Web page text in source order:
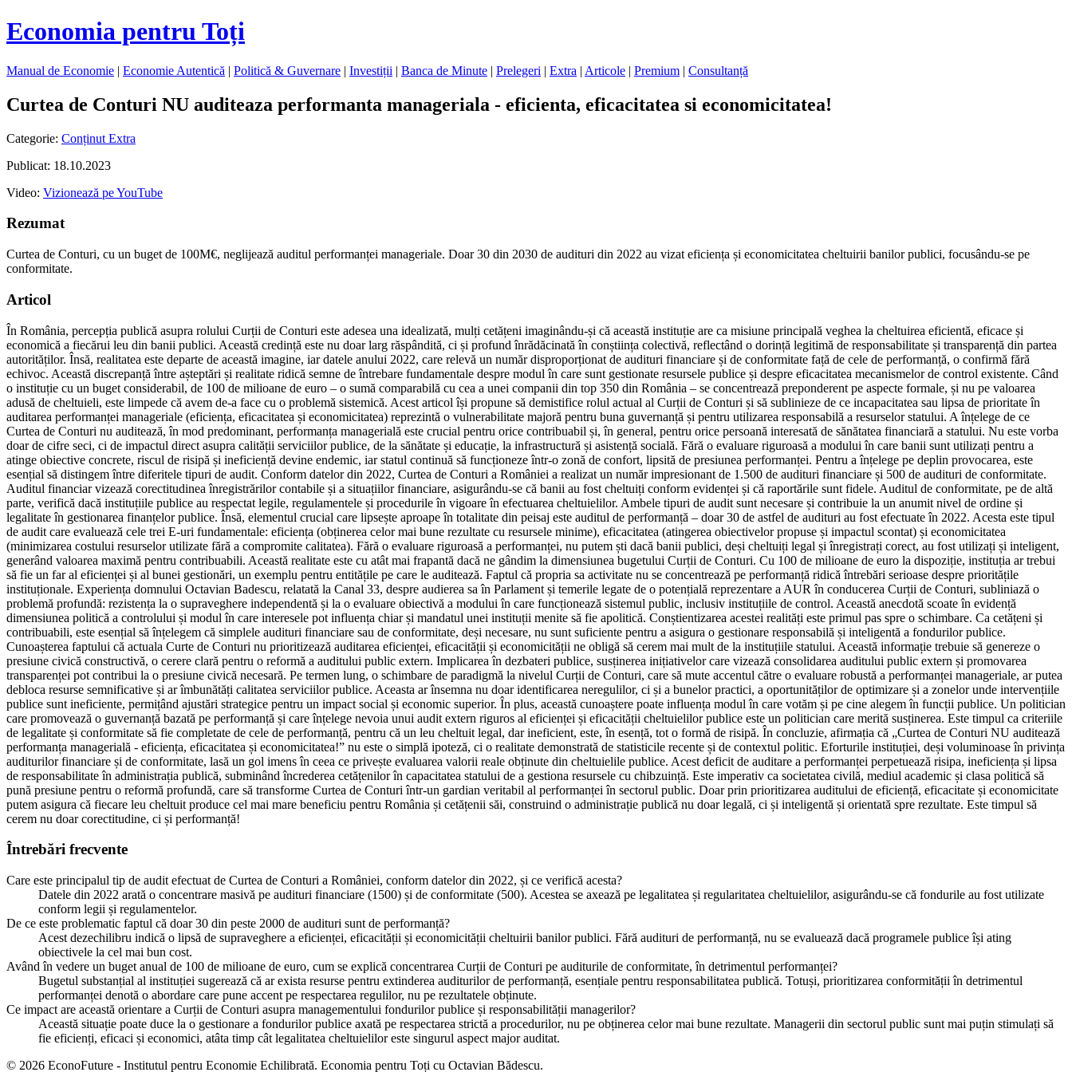
Economia pentru Toți
Manual de Economie | Economie Autentică | Politică & Guvernare | Investiții | Banca de Minute | Prelegeri | Extra | Articole | Premium | Consultanță
Curtea de Conturi NU auditeaza performanta manageriala - eficienta, eficacitatea si economicitatea!
Categorie: Conținut Extra
Publicat: 18.10.2023
Video: Vizionează pe YouTube
Rezumat
Curtea de Conturi, cu un buget de 100M€, neglijează auditul performanței manageriale. Doar 30 din 2030 de audituri din 2022 au vizat eficiența și economicitatea cheltuirii banilor publici, focusându-se pe
conformitate.
Articol
În România, percepția publică asupra rolului Curții de Conturi este adesea una idealizată, mulți cetățeni imaginându-și că această instituție are ca misiune principală veghea la cheltuirea eficientă, eficace și
economică a fiecărui leu din banii publici. Această credință este nu doar larg răspândită, ci și profund înrădăcinată în conștiința colectivă, reflectând o dorință legitimă de responsabilitate și transparență din partea
autorităților. Însă, realitatea este departe de această imagine, iar datele anului 2022, care relevă un număr disproporționat de audituri financiare și de conformitate față de cele de performanță, o confirmă fără
echivoc. Această discrepanță între așteptări și realitate ridică semne de întrebare fundamentale despre modul în care sunt gestionate resursele publice și despre eficacitatea mecanismelor de control existente. Când
o instituție cu un buget considerabil, de 100 de milioane de euro – o sumă comparabilă cu cea a unei companii din top 350 din România – se concentrează preponderent pe aspecte formale, și nu pe valoarea
adusă de cheltuieli, este limpede că avem de-a face cu o problemă sistemică. Acest articol își propune să demistifice rolul actual al Curții de Conturi și să sublinieze de ce incapacitatea sau lipsa de prioritate în
auditarea performanței manageriale (eficiența, eficacitatea și economicitatea) reprezintă o vulnerabilitate majoră pentru buna guvernanță și pentru utilizarea responsabilă a resurselor statului. A înțelege de ce
Curtea de Conturi nu auditează, în mod predominant, performanța managerială este crucial pentru orice contribuabil și, în general, pentru orice persoană interesată de sănătatea financiară a statului. Nu este vorba
doar de cifre seci, ci de impactul direct asupra calității serviciilor publice, de la sănătate și educație, la infrastructură și asistență socială. Fără o evaluare riguroasă a modului în care banii sunt utilizați pentru a
atinge obiective concrete, riscul de risipă și ineficiență devine endemic, iar statul continuă să funcționeze într-o zonă de confort, lipsită de presiunea performanței. Pentru a înțelege pe deplin provocarea, este
esențial să distingem între diferitele tipuri de audit. Conform datelor din 2022, Curtea de Conturi a României a realizat un număr impresionant de 1.500 de audituri financiare și 500 de audituri de conformitate.
Auditul financiar vizează corectitudinea înregistrărilor contabile și a situațiilor financiare, asigurându-se că banii au fost cheltuiți conform evidenței și că raportările sunt fidele. Auditul de conformitate, pe de altă
parte, verifică dacă instituțiile publice au respectat legile, regulamentele și procedurile în vigoare în efectuarea cheltuielilor. Ambele tipuri de audit sunt necesare și contribuie la un anumit nivel de ordine și
legalitate în gestionarea finanțelor publice. Însă, elementul crucial care lipsește aproape în totalitate din peisaj este auditul de performanță – doar 30 de astfel de audituri au fost efectuate în 2022. Acesta este tipul
de audit care evaluează cele trei E-uri fundamentale: eficiența (obținerea celor mai bune rezultate cu resursele minime), eficacitatea (atingerea obiectivelor propuse și impactul scontat) și economicitatea
(minimizarea costului resurselor utilizate fără a compromite calitatea). Fără o evaluare riguroasă a performanței, nu putem ști dacă banii publici, deși cheltuiți legal și înregistrați corect, au fost utilizați și inteligent,
generând valoarea maximă pentru contribuabili. Această realitate este cu atât mai frapantă dacă ne gândim la dimensiunea bugetului Curții de Conturi. Cu 100 de milioane de euro la dispoziție, instituția ar trebui
să fie un far al eficienței și al bunei gestionări, un exemplu pentru entitățile pe care le auditează. Faptul că propria sa activitate nu se concentrează pe performanță ridică întrebări serioase despre prioritățile
instituționale. Experiența domnului Octavian Badescu, relatată la Canal 33, despre audierea sa în Parlament și temerile legate de o potențială reprezentare a AUR în conducerea Curții de Conturi, subliniază o
problemă profundă: rezistența la o supraveghere independentă și la o evaluare obiectivă a modului în care funcționează sistemul public, inclusiv instituțiile de control. Această anecdotă scoate în evidență
dimensiunea politică a controlului și modul în care interesele pot influența chiar și mandatul unei instituții menite să fie apolitică. Conștientizarea acestei realități este primul pas spre o schimbare. Ca cetățeni și
contribuabili, este esențial să înțelegem că simplele audituri financiare sau de conformitate, deși necesare, nu sunt suficiente pentru a asigura o gestionare responsabilă și inteligentă a fondurilor publice.
Cunoașterea faptului că actuala Curte de Conturi nu prioritizează auditarea eficienței, eficacității și economicității ne obligă să cerem mai mult de la instituțiile statului. Această informație trebuie să genereze o
presiune civică constructivă, o cerere clară pentru o reformă a auditului public extern. Implicarea în dezbateri publice, susținerea inițiativelor care vizează consolidarea auditului public extern și promovarea
transparenței pot contribui la o presiune civică necesară. Pe termen lung, o schimbare de paradigmă la nivelul Curții de Conturi, care să mute accentul către o evaluare robustă a performanței manageriale, ar putea
debloca resurse semnificative și ar îmbunătăți calitatea serviciilor publice. Aceasta ar însemna nu doar identificarea neregulilor, ci și a bunelor practici, a oportunităților de optimizare și a zonelor unde intervențiile
publice sunt ineficiente, permițând ajustări strategice pentru un impact social și economic superior. În plus, această cunoaștere poate influența modul în care votăm și pe cine alegem în funcții publice. Un politician
care promovează o guvernanță bazată pe performanță și care înțelege nevoia unui audit extern riguros al eficienței și eficacității cheltuielilor publice este un politician care merită susținerea. Este timpul ca criteriile
de legalitate și conformitate să fie completate de cele de performanță, pentru că un leu cheltuit legal, dar ineficient, este, în esență, tot o formă de risipă. În concluzie, afirmația că „Curtea de Conturi NU auditează
performanța managerială - eficiența, eficacitatea și economicitatea!” nu este o simplă ipoteză, ci o realitate demonstrată de statisticile recente și de contextul politic. Eforturile instituției, deși voluminoase în privința
auditurilor financiare și de conformitate, lasă un gol imens în ceea ce privește evaluarea valorii reale obținute din cheltuielile publice. Acest deficit de auditare a performanței perpetuează risipa, ineficiența și lipsa
de responsabilitate în administrația publică, subminând încrederea cetățenilor în capacitatea statului de a gestiona resursele cu chibzuință. Este imperativ ca societatea civilă, mediul academic și clasa politică să
pună presiune pentru o reformă profundă, care să transforme Curtea de Conturi într-un gardian veritabil al performanței în sectorul public. Doar prin prioritizarea auditului de eficiență, eficacitate și economicitate
putem asigura că fiecare leu cheltuit produce cel mai mare beneficiu pentru România și cetățenii săi, construind o administrație publică nu doar legală, ci și inteligentă și orientată spre rezultate. Este timpul să
cerem nu doar corectitudine, ci și performanță!
Întrebări frecvente
Care este principalul tip de audit efectuat de Curtea de Conturi a României, conform datelor din 2022, și ce verifică acesta?
Datele din 2022 arată o concentrare masivă pe audituri financiare (1500) și de conformitate (500). Acestea se axează pe legalitatea și regularitatea cheltuielilor, asigurându-se că fondurile au fost utilizate
conform legii și regulamentelor.
De ce este problematic faptul că doar 30 din peste 2000 de audituri sunt de performanță?
Acest dezechilibru indică o lipsă de supraveghere a eficienței, eficacității și economicității cheltuirii banilor publici. Fără audituri de performanță, nu se evaluează dacă programele publice își ating
obiectivele la cel mai bun cost.
Având în vedere un buget anual de 100 de milioane de euro, cum se explică concentrarea Curții de Conturi pe auditurile de conformitate, în detrimentul performanței?
Bugetul substanțial al instituției sugerează că ar exista resurse pentru extinderea auditurilor de performanță, esențiale pentru responsabilitatea publică. Totuși, prioritizarea conformității în detrimentul
performanței denotă o abordare care pune accent pe respectarea regulilor, nu pe rezultatele obținute.
Ce impact are această orientare a Curții de Conturi asupra managementului fondurilor publice și responsabilității managerilor?
Această situație poate duce la o gestionare a fondurilor publice axată pe respectarea strictă a procedurilor, nu pe obținerea celor mai bune rezultate. Managerii din sectorul public sunt mai puțin stimulați să
fie eficienți, eficaci și economici, atâta timp cât legalitatea cheltuielilor este singurul aspect major auditat.
© 2026 EconoFuture - Institutul pentru Economie Echilibrată. Economia pentru Toți cu Octavian Bădescu.